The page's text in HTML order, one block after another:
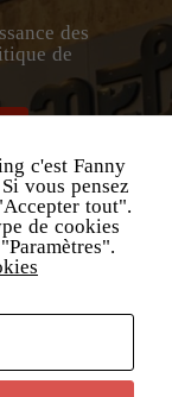
des
de
c'est Fanny
vous pensez
tout".
de cookies
Si
et